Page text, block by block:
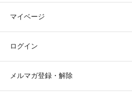
マイベージ
ログイン
メルマガ登録・解除